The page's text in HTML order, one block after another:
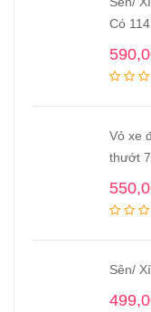
Có
Vỏ xe
thướt
Sên/